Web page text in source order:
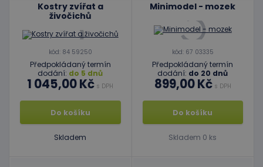
Kostry zvířat a
živočichů
kód: 84 59250
Předpokládaný termín
dodání: do 5 dnů
1 045,00 Kč s DPH
Do košíku
Skladem
Minimodel - mozek
kód: 67 03335
Předpokládaný termín
dodání: do 20 dnů
899,00 Kčs DPH
Do košíku
Skladem 0 ks